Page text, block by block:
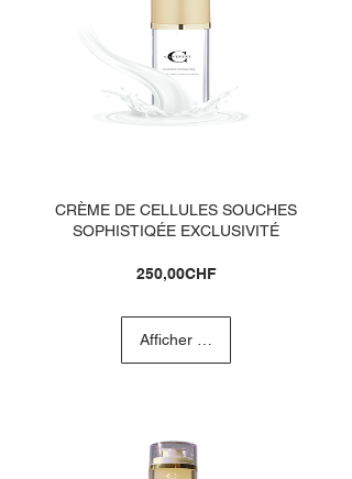
CRÈME DE CELLULES SOUCHES
SOPHISTIQÉE EXCLUSIVITÉ
250,00CHFPrix
Afficher les détails